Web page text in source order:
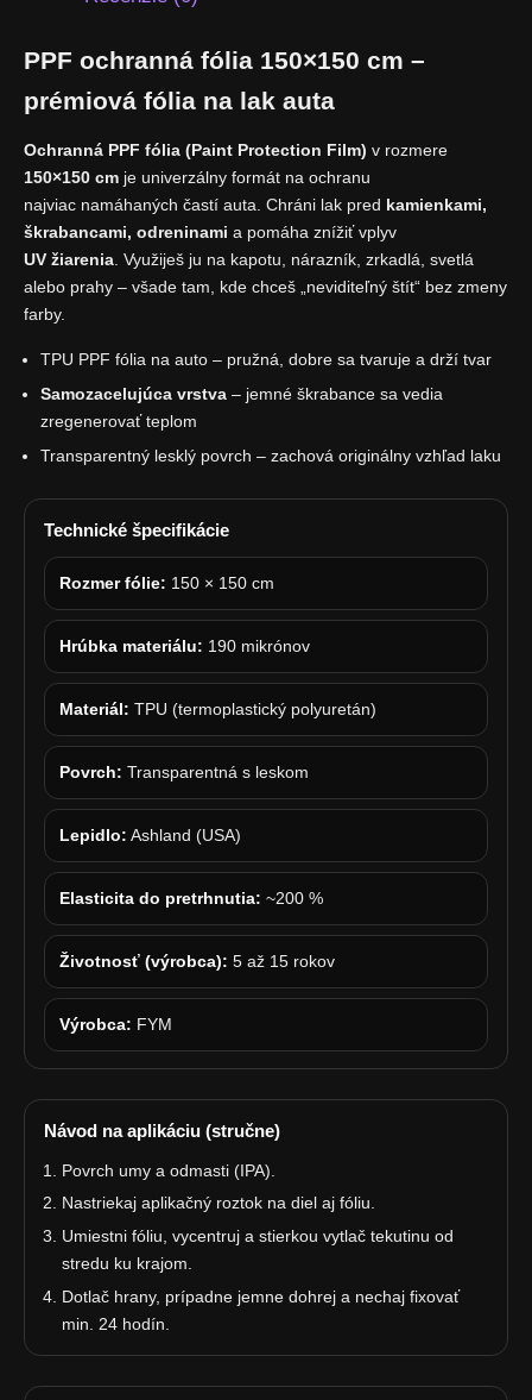
150x150cm
PPF ochranná fólia 150×150 cm –
prémiová fólia na lak auta
Ochranná PPF fólia (Paint Protection Film) v rozmere
150×150 cm je univerzálny formát na ochranu
najviac namáhaných častí auta. Chráni lak pred kamienkami,
škrabancami, odreninami a pomáha znížiť vplyv
UV žiarenia . Využiješ ju na kapotu, nárazník, zrkadlá, svetlá
alebo prahy – všade tam, kde chceš „neviditeľný štít“ bez zmeny
farby.
TPU PPF fólia na auto – pružná, dobre sa tvaruje a drží tvar
Samozacelujúca vrstva – jemné škrabance sa vedia
zregenerovať teplom
Transparentný lesklý povrch – zachová originálny vzhľad laku
Technické špecifikácie
Rozmer fólie: 150 × 150 cm
Hrúbka materiálu: 190 mikrónov
Materiál: TPU (termoplastický polyuretán)
Povrch: Transparentná s leskom
Lepidlo: Ashland (USA)
Elasticita do pretrhnutia: ~200 %
Životnosť (výrobca): 5 až 15 rokov
Výrobca: FYM
Návod na aplikáciu (stručne)
Povrch umy a odmasti (IPA).
Nastriekaj aplikačný roztok na diel aj fóliu.
Umiestni fóliu, vycentruj a stierkou vytlač tekutinu od
stredu ku krajom.
Dotlač hrany, prípadne jemne dohrej a nechaj fixovať
min. 24 hodín.